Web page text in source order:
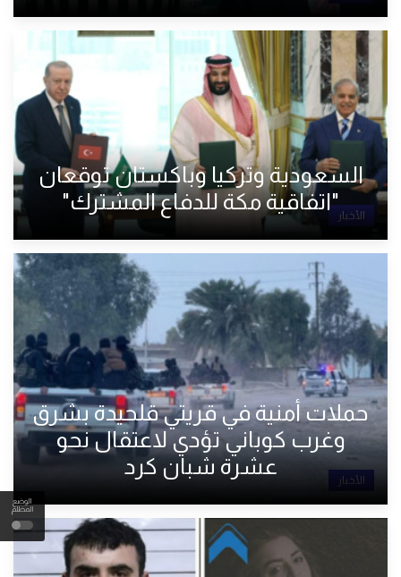
الوضع
المظلم
الأخبار
السعودية وتركيا وباكستان توقعان
"اتفاقية مكة للدفاع المشترك"
الأخبار
حملات أمنية في قريتي قلحيدة بشرق
وغرب كوباني تؤدي لاعتقال نحو
عشرة شبان كرد